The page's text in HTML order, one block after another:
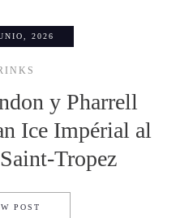
2026
y Pharrell
Ice Impérial al
Tropez
POST